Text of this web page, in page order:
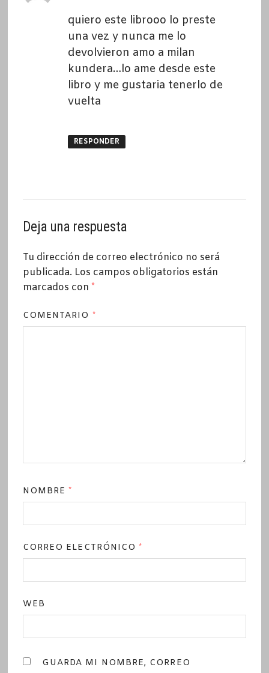
quiero este librooo lo preste
una vez y nunca me lo
devolvieron amo a milan
kundera…lo ame desde este
libro y me gustaria tenerlo de
vuelta
RESPONDER
Deja una respuesta
Tu dirección de correo electrónico no será
publicada. Los campos obligatorios están
marcados con *
COMENTARIO *
NOMBRE*
CORREO ELECTRÓNICO*
WEB
GUARDA MI NOMBRE, CORREO